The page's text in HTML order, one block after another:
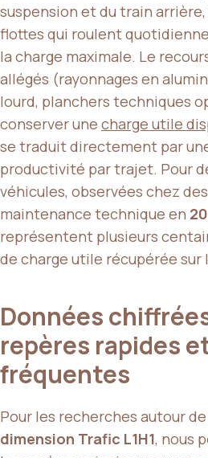
suspension et du train
flottes qui roulent
la charge maximale. Le
allégés (rayonnages en
lourd, planchers techniques
conserver une charge utile
se traduit directement par
productivité par trajet. Pour
véhicules, observées chez
maintenance technique en
représentent plusieurs
de charge utile récupérée sur
Données
repères rapides
fréquentes
Pour les recherches autour de
dimension Trafic L1H1, nous